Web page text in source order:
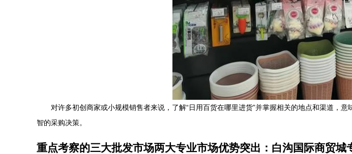
对许多初创商家或小规模销售者来说，了解“日用百货在哪里进货”并掌握相关的地点和渠道，
智的采购决策。
重点考察的三大批发市场两大专业市场优势突出：白沟国际商贸城